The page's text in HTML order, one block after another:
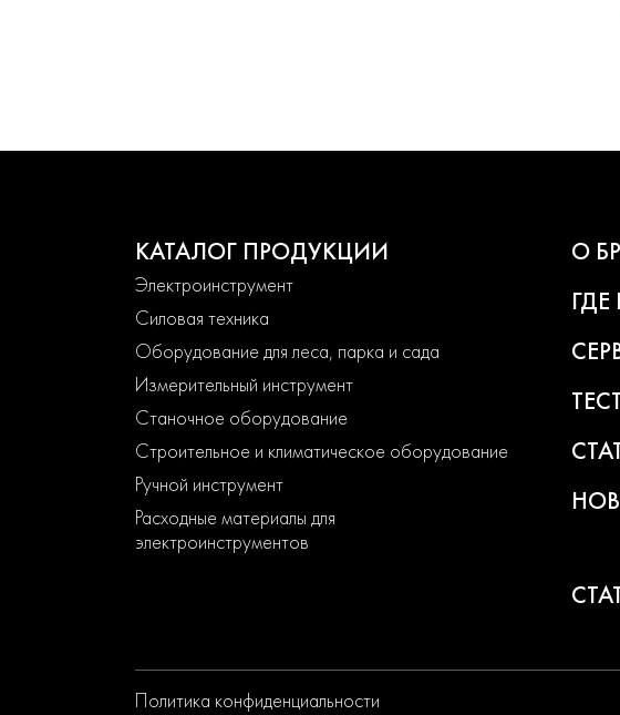
КАТАЛОГ ПРОДУКЦИИ
Электроинструмент
Силовая техника
Оборудование для леса, парка и сада
Измерительный инструмент
Станочное оборудование
Строительное и климатическое оборудование
Ручной инструмент
Расходные материалы для
электроинструментов
О
Политика конфиденциальности